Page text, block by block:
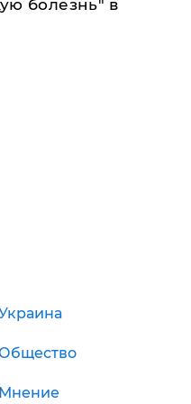
болезнь" в
Мнение